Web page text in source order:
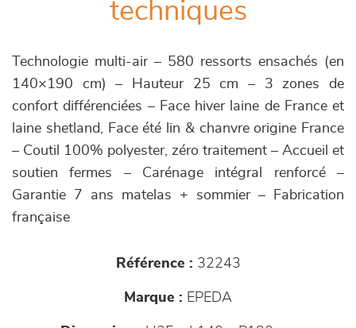
techniques
Technologie multi-air – 580 ressorts ensachés (en
140×190 cm) – Hauteur 25 cm – 3 zones de
confort différenciées – Face hiver laine de France et
laine shetland, Face été lin & chanvre origine France
– Coutil 100% polyester, zéro traitement – Accueil et
soutien fermes – Carénage intégral renforcé –
Garantie 7 ans matelas + sommier – Fabrication
française
Référence : 32243
Marque : EPEDA